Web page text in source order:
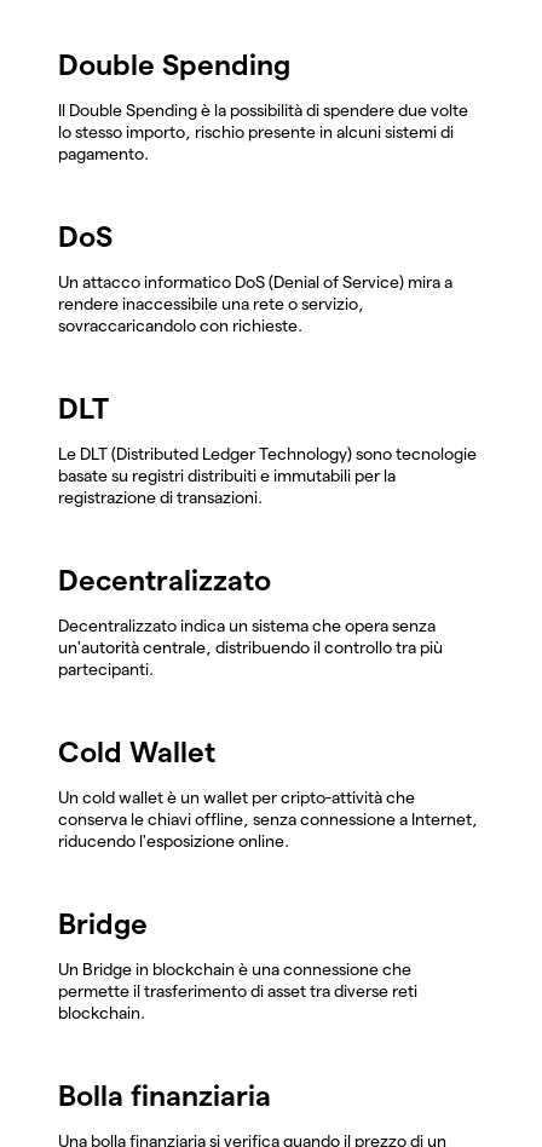
Double Spending
Il Double Spending è la possibilità di spendere due volte
lo stesso importo, rischio presente in alcuni sistemi di
pagamento.
DoS
Un attacco informatico DoS (Denial of Service) mira a
rendere inaccessibile una rete o servizio,
sovraccaricandolo con richieste.
DLT
Le DLT (Distributed Ledger Technology) sono tecnologie
basate su registri distribuiti e immutabili per la
registrazione di transazioni.
Decentralizzato
Decentralizzato indica un sistema che opera senza
un'autorità centrale, distribuendo il controllo tra più
partecipanti.
Cold Wallet
Un cold wallet è un wallet per cripto-attività che
conserva le chiavi offline, senza connessione a Internet,
riducendo l'esposizione online.
Bridge
Un Bridge in blockchain è una connessione che
permette il trasferimento di asset tra diverse reti
blockchain.
Bolla finanziaria
Una bolla finanziaria si verifica quando il prezzo di un